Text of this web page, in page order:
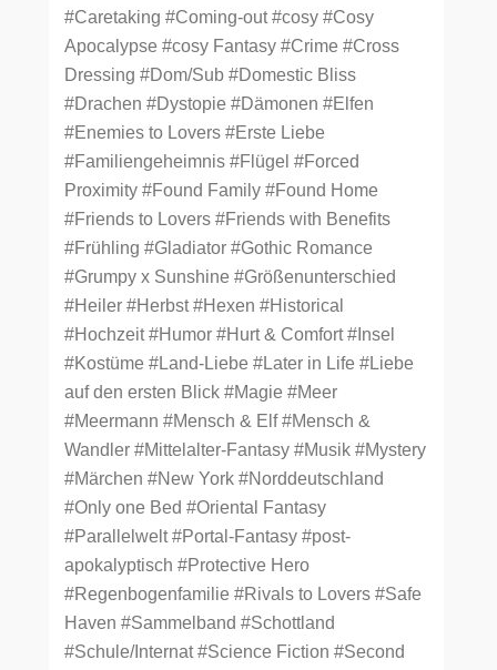
#Caretaking #Coming-out #cosy #Cosy
Apocalypse #cosy Fantasy #Crime #Cross
Dressing #Dom/Sub #Domestic Bliss
#Drachen #Dystopie #Dämonen #Elfen
#Enemies to Lovers #Erste Liebe
#Familiengeheimnis #Flügel #Forced
Proximity #Found Family #Found Home
#Friends to Lovers #Friends with Benefits
#Frühling #Gladiator #Gothic Romance
#Grumpy x Sunshine #Größenunterschied
#Heiler #Herbst #Hexen #Historical
#Hochzeit #Humor #Hurt & Comfort #Insel
#Kostüme #Land-Liebe #Later in Life #Liebe
auf den ersten Blick #Magie #Meer
#Meermann #Mensch & Elf #Mensch &
Wandler #Mittelalter-Fantasy #Musik #Mystery
#Märchen #New York #Norddeutschland
#Only one Bed #Oriental Fantasy
#Parallelwelt #Portal-Fantasy #post-
apokalyptisch #Protective Hero
#Regenbogenfamilie #Rivals to Lovers #Safe
Haven #Sammelband #Schottland
#Schule/Internat #Science Fiction #Second